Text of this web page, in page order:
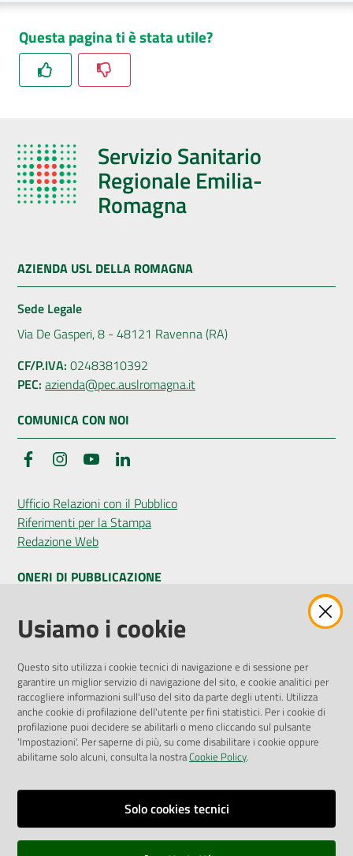
Questa pagina ti è stata utile?
Servizio Sanitario
Regionale Emilia-
Romagna
AZIENDA USL DELLA ROMAGNA
Sede Legale
Via De Gasperi, 8 - 48121 Ravenna (RA)
CF/P.IVA: 02483810392
PEC: azienda@pec.auslromagna.it
COMUNICA CON NOI
FacebookInstagramYouTube
Ufficio Relazioni con il Pubblico
Riferimenti per la Stampa
Redazione Web
ONERI DI PUBBLICAZIONE
Amministrazione Trasparente
Pubblicità legale
Privacy Policy
Attuazione Misure PNRR
Liste di Attesa
ENTI, IMPRESE E PARTNER
Fatturazione Elettronica
Richiesta Patrocinio
Usiamo i cookie
Questo sito utilizza i cookie tecnici di navigazione e di sessione per
garantire un miglior servizio di navigazione del sito, e cookie analitici per
raccogliere informazioni sull'uso del sito da parte degli utenti. Utilizza
anche cookie di profilazione dell'utente per fini statistici. Per i cookie di
profilazione puoi decidere se abilitarli o meno cliccando sul pulsante
'Impostazioni'. Per saperne di più, su come disabilitare i cookie oppure
abilitarne solo alcuni, consulta la nostraCookie Policy.
Solo cookies tecnici